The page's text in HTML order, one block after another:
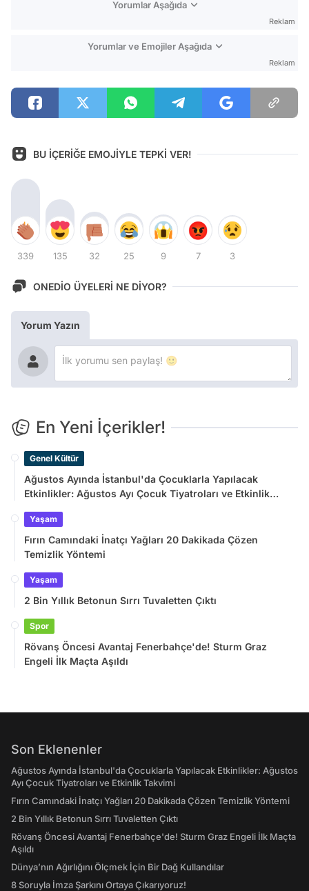
Yorumlar Aşağıda
Reklam
Yorumlar ve Emojiler Aşağıda
Reklam
BU İÇERİĞE EMOJİYLE TEPKİ VER!
339 135 32 25 9 7 3
ONEDİO ÜYELERİ NE DİYOR?
Yorum Yazın
En Yeni İçerikler!
Genel Kültür
Ağustos Ayında İstanbul'da Çocuklarla Yapılacak
Etkinlikler: Ağustos Ayı Çocuk Tiyatroları ve Etkinlik
Yaşam
Fırın Camındaki İnatçı Yağları 20 Dakikada Çözen
Temizlik Yöntemi
Yaşam
2 Bin Yıllık Betonun Sırrı Tuvaletten Çıktı
Spor
Rövanş Öncesi Avantaj Fenerbahçe'de! Sturm Graz
Engeli İlk Maçta Aşıldı
Son Eklenenler
Ağustos Ayında İstanbul'da Çocuklarla Yapılacak Etkinlikler: Ağustos
Ayı Çocuk Tiyatroları ve Etkinlik Takvimi
Fırın Camındaki İnatçı Yağları 20 Dakikada Çözen Temizlik Yöntemi
2 Bin Yıllık Betonun Sırrı Tuvaletten Çıktı
Rövanş Öncesi Avantaj Fenerbahçe'de! Sturm Graz Engeli İlk Maçta
Aşıldı
Dünya’nın Ağırlığını Ölçmek İçin Bir Dağ Kullandılar
8 Soruyla İmza Şarkını Ortaya Çıkarıyoruz!